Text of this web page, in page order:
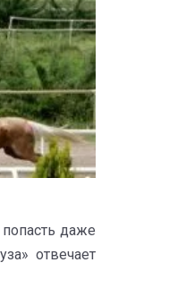
даже
отвечает